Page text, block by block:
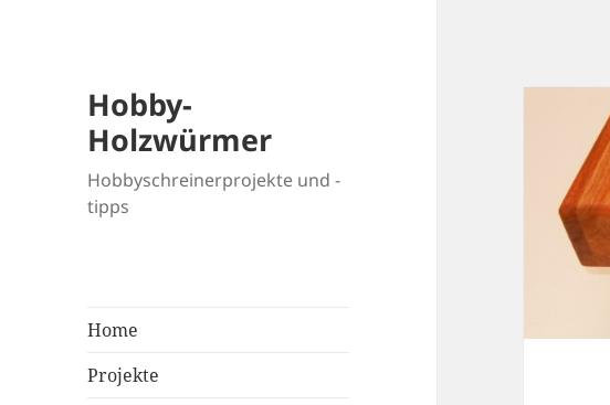
Hobby-
Holzwürmer
Hobbyschreinerprojekte und -
tipps
Home
Projekte